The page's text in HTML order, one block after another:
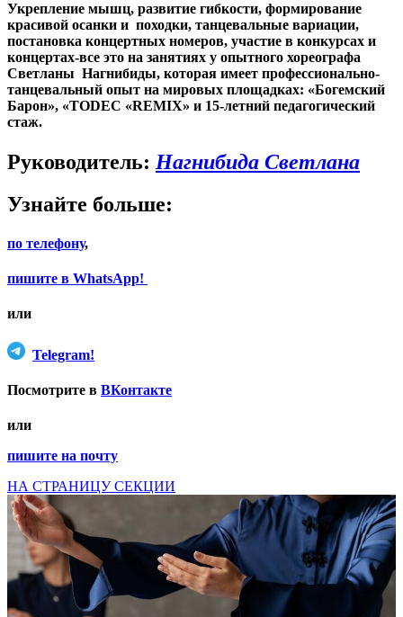
Укрепление мышц, развитие гибкости, формирование
красивой осанки и походки, танцевальные вариации,
постановка концертных номеров, участие в конкурсах и
концертах-все это на занятиях у опытного хореографа
Светланы Нагнибиды, которая имеет профессионально-
танцевальный опыт на мировых площадках: «Богемский
Барон», «TODEC «REMIX» и 15-летний педагогический
стаж.
Руководитель: Нагнибида Светлана
Узнайте больше:
по телефону,
пишите в WhatsApp!
или
Telegram!
Посмотрите в ВКонтакте
или
пишите на почту
НА СТРАНИЦУ СЕКЦИИ